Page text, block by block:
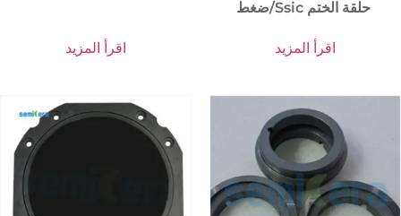
اقرأ المزيد اقرأ المزيد